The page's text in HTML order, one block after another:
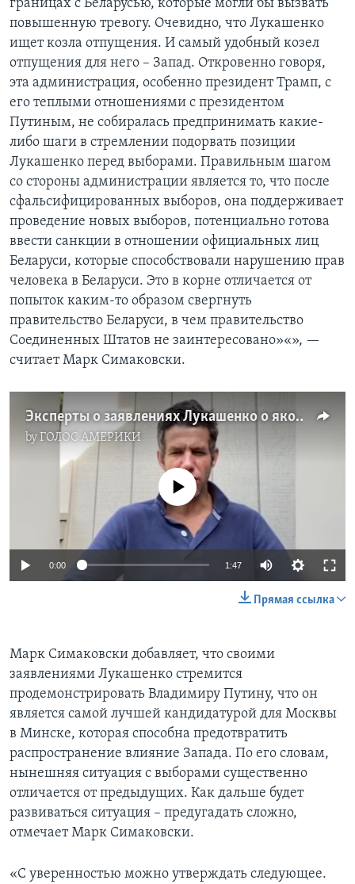
границах с Беларусью, которые могли бы вызвать
повышенную тревогу. Очевидно, что Лукашенко
ищет козла отпущения. И самый удобный козел
отпущения для него – Запад. Откровенно говоря,
эта администрация, особенно президент Трамп, с
его теплыми отношениями с президентом
Путиным, не собиралась предпринимать какие-
либо шаги в стремлении подорвать позиции
Лукашенко перед выборами. Правильным шагом
со стороны администрации является то, что после
сфальсифицированных выборов, она поддерживает
проведение новых выборов, потенциально готова
ввести санкции в отношении официальных лиц
Беларуси, которые способствовали нарушению прав
человека в Беларуси. Это в корне отличается от
попыток каким-то образом свергнуть
правительство Беларуси, в чем правительство
Соединенных Штатов не заинтересовано»«», —
считает Марк Симаковски.
Эксперты о заявлениях Лукашенко о якобы вмешательстве США в дела Беларуси
byГОЛОС АМЕРИКИ
No media source currently available
0:00 1:47
Прямая ссылка
Марк Симаковски добавляет, что своими
заявлениями Лукашенко стремится
продемонстрировать Владимиру Путину, что он
является самой лучшей кандидатурой для Москвы
в Минске, которая способна предотвратить
распространение влияние Запада. По его словам,
нынешняя ситуация с выборами существенно
отличается от предыдущих. Как дальше будет
развиваться ситуация – предугадать сложно,
отмечает Марк Симаковски.
«С уверенностью можно утверждать следующее.